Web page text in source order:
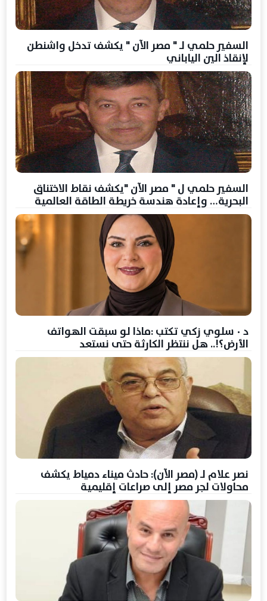
السفير حلمي لـ " مصر الآن " يكشف تدخل واشنطن
لإنقاذ الين الياباني
السفير حلمي ل " مصر الآن "يكشف نقاط الاختناق
البحرية… وإعادة هندسة خريطة الطاقة العالمية
د ٠ سلوي زكي تكتب :ماذا لو سبقت الهواتف
الأرض؟!.. هل ننتظر الكارثة حتى نستعد
نصر علام لـ (مصر الآن): حادث ميناء دمياط يكشف
محاولات لجر مصر إلى صراعات إقليمية